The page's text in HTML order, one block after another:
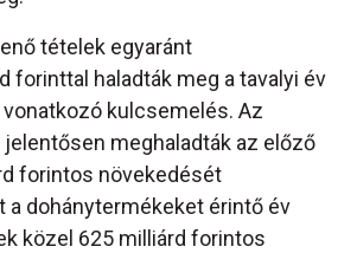
tételek egyaránt
forinttal haladták meg a tavalyi év
kulcsemelés. Az
meghaladták az előző
forintos növekedését
a dohánytermékeket érintő év
közel 625 milliárd forintos